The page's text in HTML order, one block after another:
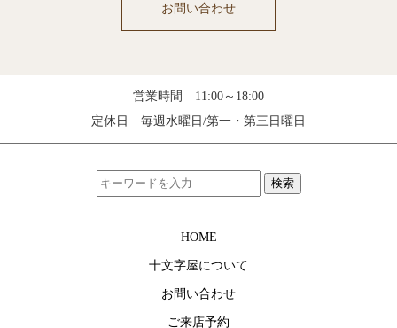
お問い合わせ
営業時間 11:00～18:00
定休日 毎週水曜日/第一・第三日曜日
検索
HOME
十文字屋について
お問い合わせ
ご来店予約